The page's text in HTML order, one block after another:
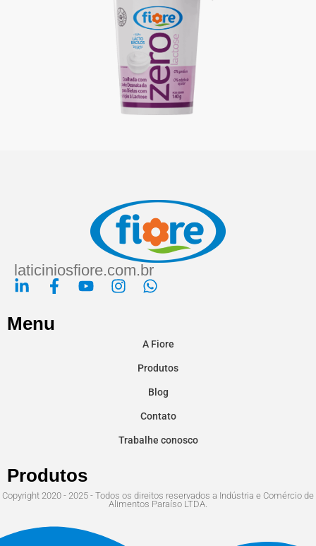
laticiniosfiore.com.br
Menu
A Fiore
Produtos
Blog
Contato
Trabalhe conosco
Produtos
Copyright 2020 - 2025 - Todos os direitos reservados a Indústria e Comércio de
Alimentos Paraíso LTDA.